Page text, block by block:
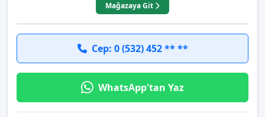
Mağazaya Git
Cep: 0 (532) 452 ** **
WhatsApp'tan Yaz